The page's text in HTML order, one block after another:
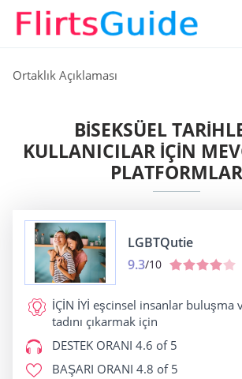
Ortaklık Açıklaması
BISEKSÜEL
KULLANICILAR IÇIN
PLATFORMLAR
LGBTQutie
9.3/10
İÇİN İYİ eşcinsel insanlar buluşma
tadını çıkarmak için
DESTEK ORANI 4.6 of 5
BAŞARI ORANI 4.8 of 5